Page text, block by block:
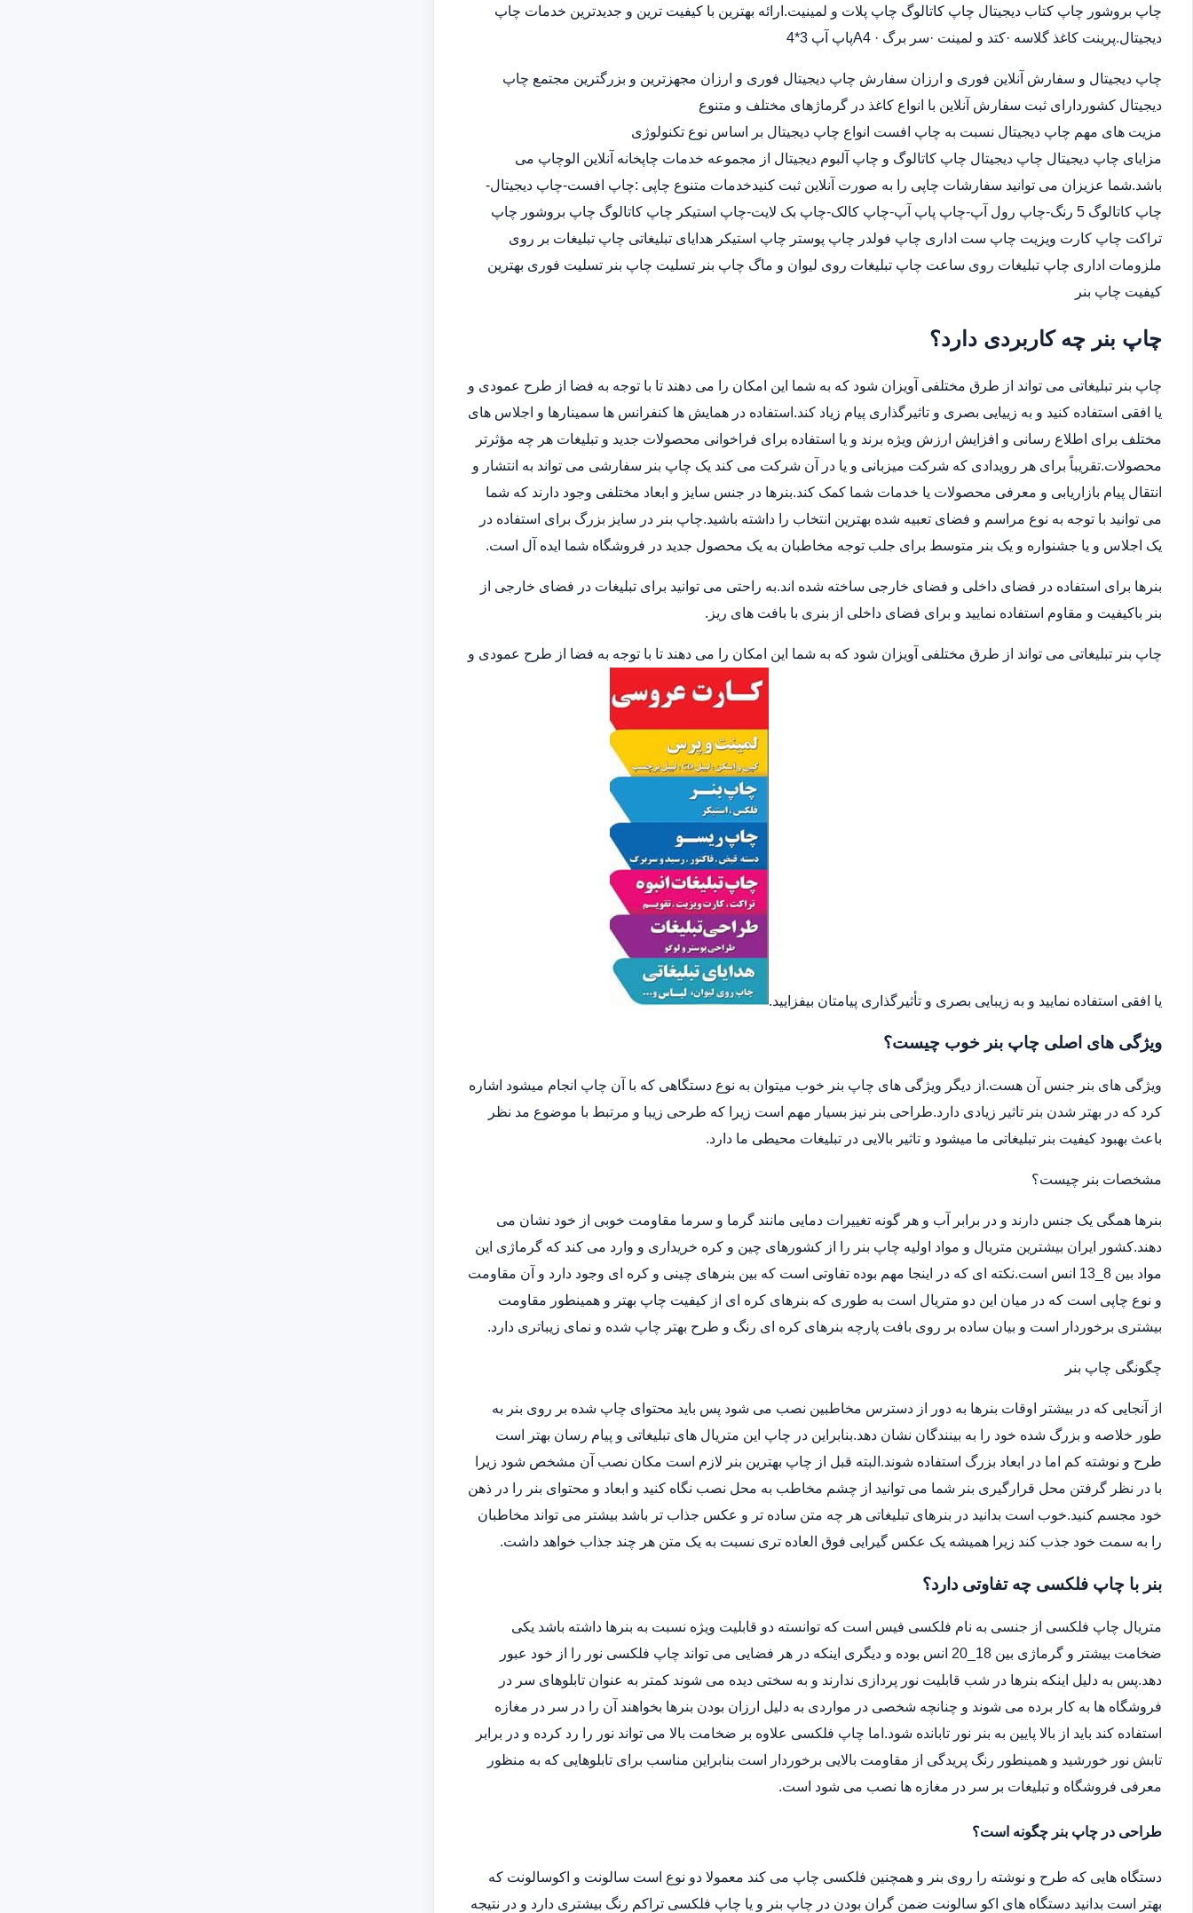
چاپ بروشور چاپ کتاب دیجیتال چاپ کاتالوگ چاپ پلات و لمینیت.ارائه بهترین با کیفیت ترین و جدیدترین خدمات چاپ
دیجیتال.پرینت کاغذ گلاسه ·‎کتد و لمینت ·‎سر برگ A4 ·‎پاپ آپ 3*4
چاپ دیجیتال و سفارش آنلاین فوری و ارزان سفارش چاپ دیجیتال فوری و ارزان مجهزترین و بزرگترین مجتمع چاپ
دیجیتال کشوردارای ثبت سفارش آنلاین با انواع کاغذ در گرماژهای مختلف و متنوع
مزیت های مهم چاپ دیجیتال نسبت به چاپ افست انواع چاپ دیجیتال بر اساس نوع تکنولوژی
مزایای چاپ دیجیتال چاپ دیجیتال چاپ کاتالوگ و چاپ آلبوم دیجیتال از مجموعه خدمات چاپخانه آنلاین الوچاپ می
باشد.شما عزیزان می توانید سفارشات چاپی را به صورت آنلاین ثبت کنیدخدمات متنوع چاپی :چاپ افست-چاپ دیجیتال-
چاپ کاتالوگ 5 رنگ-چاپ رول آپ-چاپ پاپ آپ-چاپ کالک-چاپ بک لایت-چاپ استیکر چاپ کاتالوگ چاپ بروشور چاپ
تراکت چاپ کارت ویزیت چاپ ست اداری چاپ فولدر چاپ پوستر چاپ استیکر هدایای تبلیغاتی چاپ تبلیغات بر روی
ملزومات اداری چاپ تبلیغات روی ساعت چاپ تبلیغات روی لیوان و ماگ چاپ بنر تسلیت چاپ بنر تسلیت فوری بهترین
کیفیت چاپ بنر
چاپ بنر چه کاربردی دارد؟
چاپ بنر تبلیغاتی می تواند از طرق مختلفی آویزان شود که به شما این امکان را می دهند تا با توجه به فضا از طرح عمودی و
یا افقی استفاده کنید و به زییایی بصری و تاثیرگذاری پیام زیاد کند.استفاده در همایش ها کنفرانس ها سمینارها و اجلاس های
مختلف برای اطلاع رسانی و افزایش ارزش ویژه برند و یا استفاده برای فراخوانی محصولات جدید و تبلیغات هر چه مؤثرتر
محصولات.تقریباً برای هر رویدادی که شرکت میزبانی و یا در آن شرکت می کند یک چاپ بنر سفارشی می تواند به انتشار و
انتقال پیام بازاریابی و معرفی محصولات یا خدمات شما کمک کند.بنرها در جنس سایز و ابعاد مختلفی وجود دارند که شما
می توانید با توجه به نوع مراسم و فضای تعبیه شده بهترین انتخاب را داشته باشید.چاپ بنر در سایز بزرگ برای استفاده در
یک اجلاس و یا جشنواره و یک بنر متوسط برای جلب توجه مخاطبان به یک محصول جدید در فروشگاه شما ایده آل است.
بنرها برای استفاده در فضای داخلی و فضای خارجی ساخته شده اند.به راحتی می توانید برای تبلیغات در فضای خارجی از
بنر باکیفیت و مقاوم استفاده نمایید و برای فضای داخلی از بنری با بافت های ریز.
چاپ بنر تبلیغاتی می تواند از طرق مختلفی آویزان شود که به شما این امکان را می دهند تا با توجه به فضا از طرح عمودی و
یا افقی استفاده نمایید و به زیبایی بصری و تأثیرگذاری پیامتان بیفزایید.
ویژگی های اصلی چاپ بنر خوب چیست؟
ویژگی های بنر جنس آن هست.از دیگر ویژگی های چاپ بنر خوب میتوان به نوع دستگاهی که با آن چاپ انجام میشود اشاره
کرد که در بهتر شدن بنر تاثیر زیادی دارد.طراحی بنر نیز بسیار مهم است زیرا که طرحی زیبا و مرتبط با موضوع مد نظر
باعث بهبود کیفیت بنر تبلیغاتی ما میشود و تاثیر بالایی در تبلیغات محیطی ما دارد.
مشخصات بنر چیست؟
بنرها همگی یک جنس دارند و در برابر آب و هر گونه تغییرات دمایی مانند گرما و سرما مقاومت خوبی از خود نشان می
دهند.کشور ایران بیشترین متریال و مواد اولیه چاپ بنر را از کشورهای چین و کره خریداری و وارد می کند که گرماژی این
مواد بین 8_13 انس است.نکته ای که در اینجا مهم بوده تفاوتی است که بین بنرهای چینی و کره ای وجود دارد و آن مقاومت
و نوع چاپی است که در میان این دو متریال است به طوری که بنرهای کره ای از کیفیت چاپ بهتر و همینطور مقاومت
بیشتری برخوردار است و بیان ساده بر روی بافت پارچه بنرهای کره ای رنگ و طرح بهتر چاپ شده و نمای زیباتری دارد.
چگونگی چاپ بنر
از آنجایی که در بیشتر اوقات بنرها به دور از دسترس مخاطبین نصب می شود پس باید محتوای چاپ شده بر روی بنر به
طور خلاصه و بزرگ شده خود را به بینندگان نشان دهد.بنابراین در چاپ این متریال های تبلیغاتی و پیام رسان بهتر است
طرح و نوشته کم اما در ابعاد بزرگ استفاده شوند.البته قبل از چاپ بهترین بنر لازم است مکان نصب آن مشخص شود زیرا
با در نظر گرفتن محل قرارگیری بنر شما می توانید از چشم مخاطب به محل نصب نگاه کنید و ابعاد و محتوای بنر را در ذهن
خود مجسم کنید.خوب است بدانید در بنرهای تبلیغاتی هر چه متن ساده تر و عکس جذاب تر باشد بیشتر می تواند مخاطبان
را به سمت خود جذب کند زیرا همیشه یک عکس گیرایی فوق العاده تری نسبت به یک متن هر چند جذاب خواهد داشت.
بنر با چاپ فلکسی چه تفاوتی دارد؟
متریال چاپ فلکسی از جنسی به نام فلکسی فیس است که توانسته دو قابلیت ویژه نسبت به بنرها داشته باشد یکی
ضخامت بیشتر و گرماژی بین 18_20 انس بوده و دیگری اینکه در هر فضایی می تواند چاپ فلکسی نور را از خود عبور
دهد.پس به دلیل اینکه بنرها در شب قابلیت نور پردازی ندارند و به سختی دیده می شوند کمتر به عنوان تابلوهای سر در
فروشگاه ها به کار برده می شوند و چنانچه شخصی در مواردی به دلیل ارزان بودن بنرها بخواهند آن را در سر در مغازه
استفاده کند باید از بالا پایین به بنر نور تابانده شود.اما چاپ فلکسی علاوه بر ضخامت بالا می تواند نور را رد کرده و در برابر
تابش نور خورشید و همینطور رنگ پریدگی از مقاومت بالایی برخوردار است بنابراین مناسب برای تابلوهایی که به منظور
معرفی فروشگاه و تبلیغات بر سر در مغازه ها نصب می شود است.
طراحی در چاپ بنر چگونه است؟
دستگاه هایی که طرح و نوشته را روی بنر و همچنین فلکسی چاپ می کند معمولا دو نوع است سالونت و اکوسالونت که
بهتر است بدانید دستگاه های اکو سالونت ضمن گران بودن در چاپ بنر و یا چاپ فلکسی تراکم رنگ بیشتری دارد و در نتیجه